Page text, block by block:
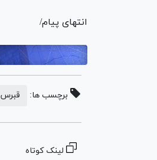
انتهای پیام/
برچسب ها: قبرس
لینک کوتاه